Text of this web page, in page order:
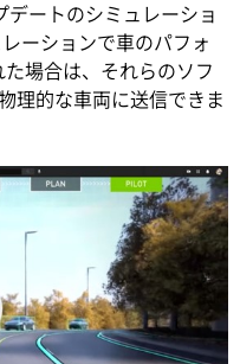
ートのシミュレーショ
ーションで車のパフォ
場合は、それらのソフ
理的な車両に送信できま